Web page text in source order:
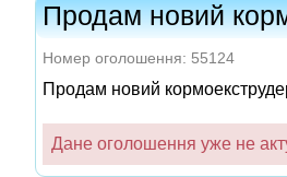
Продам новий
Номер оголошення: 55124
Продам новий
Дане оголошення уже не